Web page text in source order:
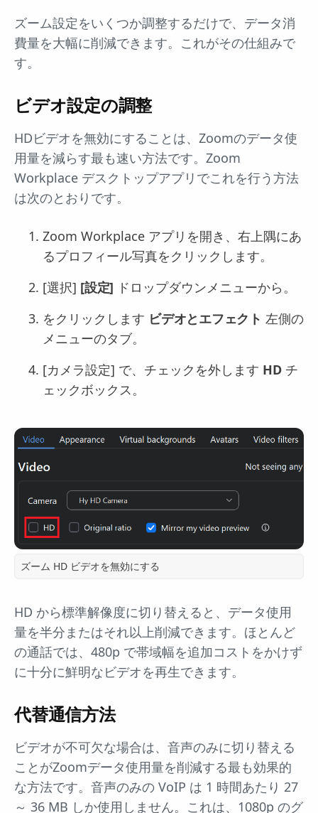
ズーム設定をいくつか調整するだけで、データ消
費量を大幅に削減できます。これがその仕組みで
す。
ビデオ設定の調整
HDビデオを無効にすることは、Zoomのデータ使
用量を減らす最も速い方法です。Zoom
Workplace デスクトップアプリでこれを行う方法
は次のとおりです。
Zoom Workplace アプリを開き、右上隅にあ
るプロフィール写真をクリックします。
[選択] [設定] ドロップダウンメニューから。
をクリックします ビデオとエフェクト 左側の
メニューのタブ。
[カメラ設定] で、チェックを外します HDチ
ェックボックス。
ズーム HD ビデオを無効にする
HD から標準解像度に切り替えると、データ使用
量を半分またはそれ以上削減できます。ほとんど
の通話では、480p で帯域幅を追加コストをかけず
に十分に鮮明なビデオを再生できます。
代替通信方法
ビデオが不可欠な場合は、音声のみに切り替える
ことがZoomデータ使用量を削減する最も効果的
な方法です。音声のみの VoIP は 1 時間あたり 27
～ 36 MB しか使用しません。これは、1080p のグ